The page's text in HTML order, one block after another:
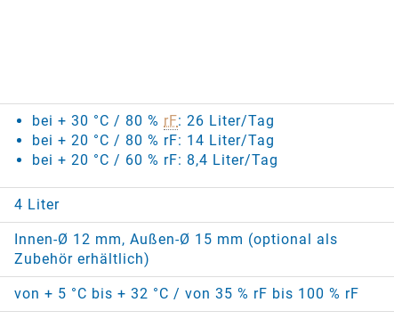
bei + 30 °C / 80 % rF: 26 Liter/Tag
bei + 20 °C / 80 % rF: 14 Liter/Tag
bei + 20 °C / 60 % rF: 8,4 Liter/Tag
4 Liter
Innen-Ø 12 mm, Außen-Ø 15 mm (optional als
Zubehör erhältlich)
von + 5 °C bis + 32 °C / von 35 % rF bis 100 % rF